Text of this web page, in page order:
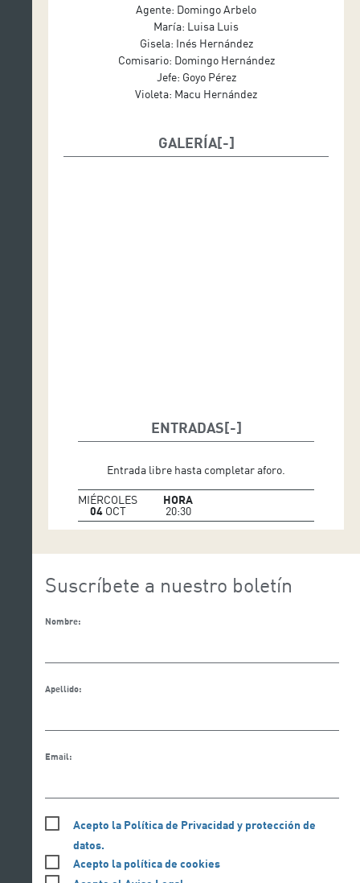
Agente: Domingo Arbelo
María: Luisa Luis
Gisela: Inés Hernández
Comisario: Domingo Hernández
Jefe: Goyo Pérez
Violeta: Macu Hernández
GALERÍA
ENTRADAS
Entrada libre hasta completar aforo.
MIÉRCOLES
04OCT
HORA
20:30
Suscríbete a nuestro boletín
Nombre:
Apellido:
Email:
Acepto la Política de Privacidad y protección de
datos.
Acepto la política de cookies